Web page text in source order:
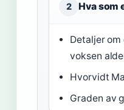
2 Hva som
Detaljer
voksen
Hvorvidt
Graden av